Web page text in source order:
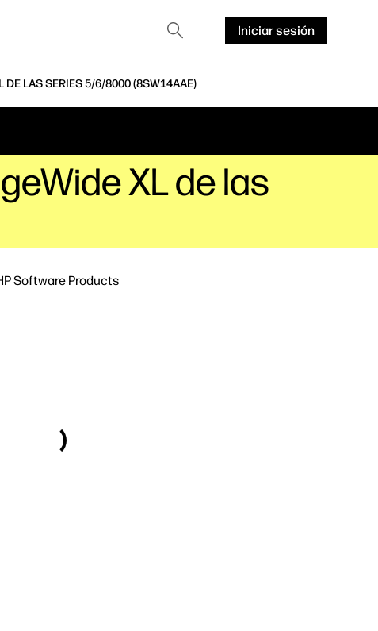
Iniciar sesión
DE LAS SERIES 5/6/8000 (8SW14AAE)
XL de las